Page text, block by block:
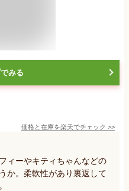
みる
価格と在庫を楽天でチェック >>
ィーやキティちゃんなどの
か。柔軟性があり裏返して